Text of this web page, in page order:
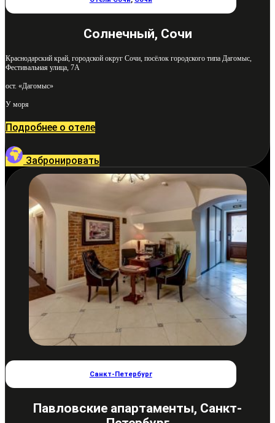
Солнечный, Сочи
Краснодарский край, городской округ Сочи, посёлок городского типа Дагомыс,
Фестивальная улица, 7А
ост. «Дагомыс»
У моря
Подробнее о отеле
Забронировать
Санкт-Петербург
Павловские апартаменты, Санкт-